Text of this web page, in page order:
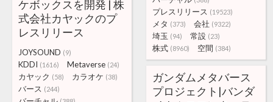
プレスリリース (19523)
メタ (373) 会社 (9322)
埼玉 (94) 常設 (23)
株式 (8960) 空間 (384)
ケボックスを開発 | 株
式会社カヤックのプ
レスリリース
JOYSOUND (9)
KDDI (1616) Metaverse (24)
カヤック (58) カラオケ (38)
バース (244)
ガンダムメタバース
プロジェクト|バンダ